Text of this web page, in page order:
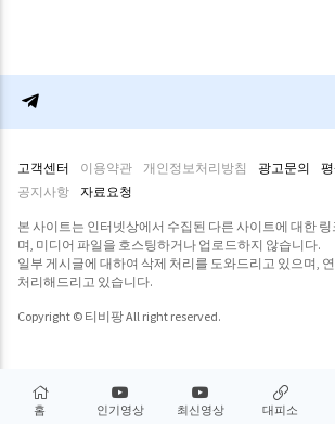
고객센터 이용약관 개인정보처리방침 광고문의
공지사항
자료요청
본 사이트는 인터넷상에서 수집된 다른 사이트에 대한
며, 미디어 파일을 호스팅하거나 업로드하지 않습니다.
일부 게시글에 대하여 삭제 처리를 도와드리고 있으며,
처리해드리고 있습니다.
Copyright © 티비팡 All right reserved.
홈 인기영상 최신영상 대피소